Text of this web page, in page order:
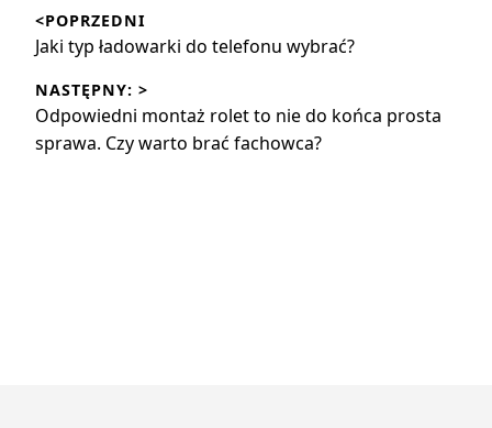
wpisu
<POPRZEDNI
Poprzedni
Jaki typ ładowarki do telefonu wybrać?
NASTĘPNY: >
Następny
wpis:
Odpowiedni montaż rolet to nie do końca prosta
sprawa. Czy warto brać fachowca?